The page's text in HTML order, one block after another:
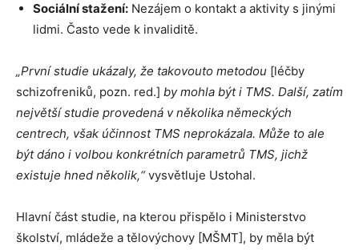
Sociální stažení: Nezájem o kontakt a aktivity s jinými
lidmi. Často vede k invaliditě.
„První studie ukázaly, že takovouto metodou [léčby
schizofreniků, pozn. red.] by mohla být i TMS. Další, zatím
největší studie provedená v několika německých
centrech, však účinnost TMS neprokázala. Může to ale
být dáno i volbou konkrétních parametrů TMS, jichž
existuje hned několik,“vysvětluje Ustohal.
Hlavní část studie, na kterou přispělo i Ministerstvo
školství, mládeže a tělovýchovy [MŠMT], by měla být